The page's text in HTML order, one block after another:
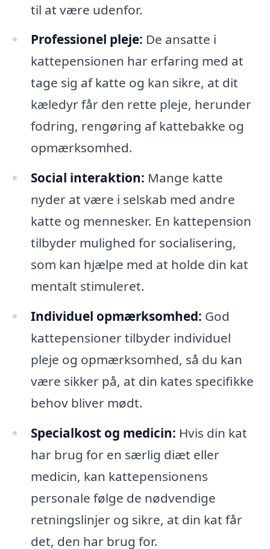
til at være udenfor.
Professionel pleje: De ansatte i
kattepensionen har erfaring med at
tage sig af katte og kan sikre, at dit
kæledyr får den rette pleje, herunder
fodring, rengøring af kattebakke og
opmærksomhed.
Social interaktion: Mange katte
nyder at være i selskab med andre
katte og mennesker. En kattepension
tilbyder mulighed for socialisering,
som kan hjælpe med at holde din kat
mentalt stimuleret.
Individuel opmærksomhed: God
kattepensioner tilbyder individuel
pleje og opmærksomhed, så du kan
være sikker på, at din kates specifikke
behov bliver mødt.
Specialkost og medicin: Hvis din kat
har brug for en særlig diæt eller
medicin, kan kattepensionens
personale følge de nødvendige
retningslinjer og sikre, at din kat får
det, den har brug for.